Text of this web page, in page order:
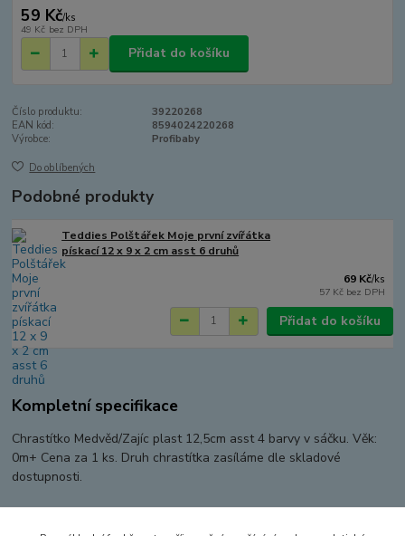
59 Kč/ks
49 Kč bez DPH
Přidat do košíku
Číslo produktu:
39220268
EAN kód:
8594024220268
Výrobce:
Profibaby
Do oblíbených
Podobné produkty
Teddies Polštářek Moje první zvířátka
pískací 12 x 9 x 2 cm asst 6 druhů
69 Kč/ks
57 Kč bez DPH
Přidat do košíku
Kompletní specifikace
Chrastítko Medvěd/Zajíc plast 12,5cm asst 4 barvy v sáčku. Věk:
0m+ Cena za 1 ks. Druh chrastítka zasíláme dle skladové
dostupnosti.